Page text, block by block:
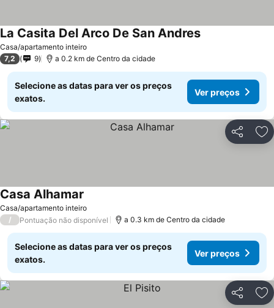
Casa/apartamento inteiro
La Casita Del Arco De San AndresVer preços
7,2 9 a 0.2 km de Centro da cidade
Selecione as datas para ver os preços
exatos.
Ver preços
Partilhar
Casa/apartamento inteiro
Casa Alhamar
/ Pontuação não disponível a 0.3 km de Centro da cidade
Selecione as datas para ver os preços
exatos.
Ver preços
Partilhar